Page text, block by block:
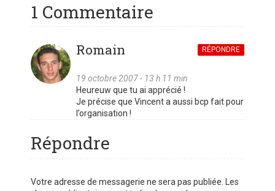
1 Commentaire
Romain
19 octobre 2007 - 13 h 11 min
RÉPONDRE
Heureuw que tu ai apprécié !
Je précise que Vincent a aussi bcp fait pour
l’organisation !
Répondre
Votre adresse de messagerie ne sera pas publiée.
Les